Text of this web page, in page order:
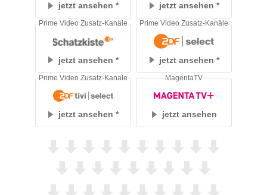
jetzt ansehen jetzt ansehen
jetzt ansehen
Prime Video Zusatz-Kanäle
jetzt ansehen
Prime Video Zusatz-Kanäle
jetzt ansehen
Prime Video Zusatz-Kanäle
jetzt ansehen
MagentaTV